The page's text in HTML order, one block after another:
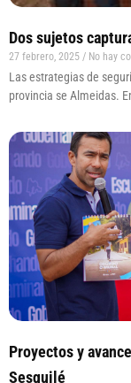
Dos sujetos
27 febrero, 2025 No hay
Las estrategias de
provincia se Almeidas.
Proyectos y
Sesquilé